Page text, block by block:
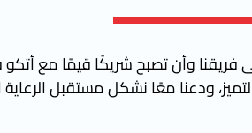
وأن تصبح شريكًا قيمًا مع أتكو
ودعنا معًا نشكل مستقبل